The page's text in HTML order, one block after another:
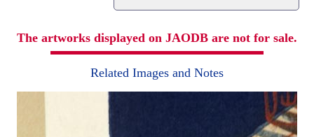
The artworks displayed on JAODB are not for sale.
Related Images and Notes